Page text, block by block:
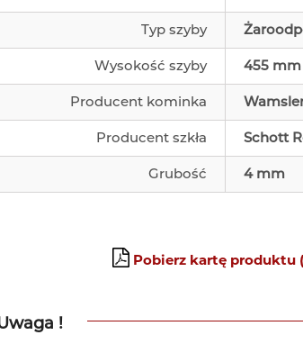
Typ szyby
Wysokość szyby 455 mm
Producent kominka
Producent szkła Schott
Grubość 4 mm
Pobierz kartę produktu
!